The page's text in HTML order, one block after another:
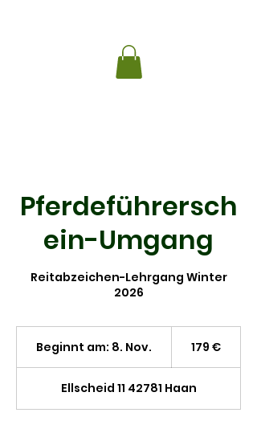
Pferdeführersch
ein-Umgang
Reitabzeichen-Lehrgang Winter
Beginnt am: 8. Nov.
i
n
179 €
Ellscheid 11 42781 Haan